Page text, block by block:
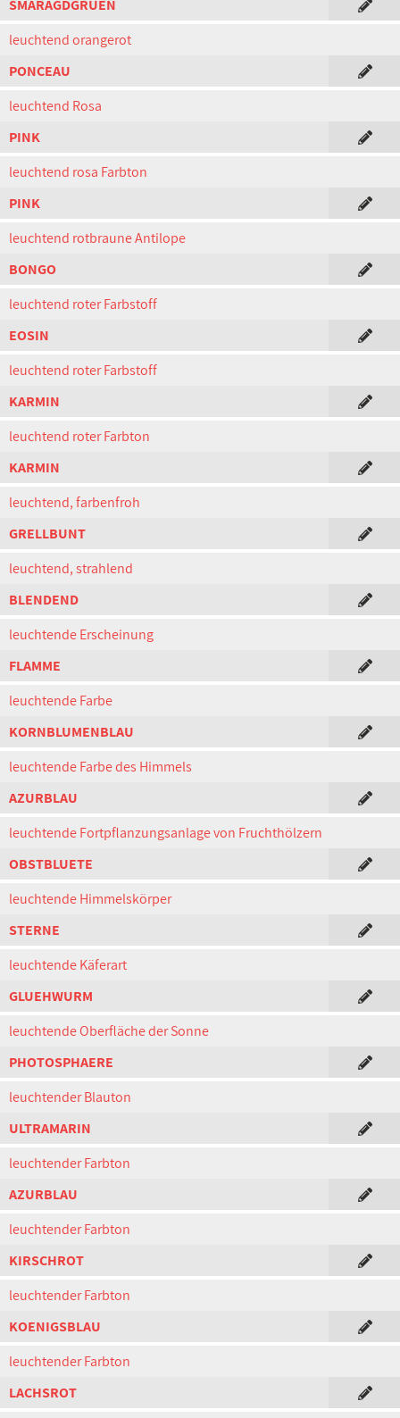
SMARAGDGRUEN
leuchtend orangerot
PONCEAU
leuchtend Rosa
PINK
leuchtend rosa Farbton
PINK
leuchtend rotbraune Antilope
BONGO
leuchtend roter Farbstoff
EOSIN
leuchtend roter Farbstoff
KARMIN
leuchtend roter Farbton
KARMIN
leuchtend, farbenfroh
GRELLBUNT
leuchtend, strahlend
BLENDEND
leuchtende Erscheinung
FLAMME
leuchtende Farbe
KORNBLUMENBLAU
leuchtende Farbe des Himmels
AZURBLAU
leuchtende Fortpflanzungsanlage von Fruchthölzern
OBSTBLUETE
leuchtende Himmelskörper
STERNE
leuchtende Käferart
GLUEHWURM
leuchtende Oberfläche der Sonne
PHOTOSPHAERE
leuchtender Blauton
ULTRAMARIN
leuchtender Farbton
AZURBLAU
leuchtender Farbton
KIRSCHROT
leuchtender Farbton
KOENIGSBLAU
leuchtender Farbton
LACHSROT